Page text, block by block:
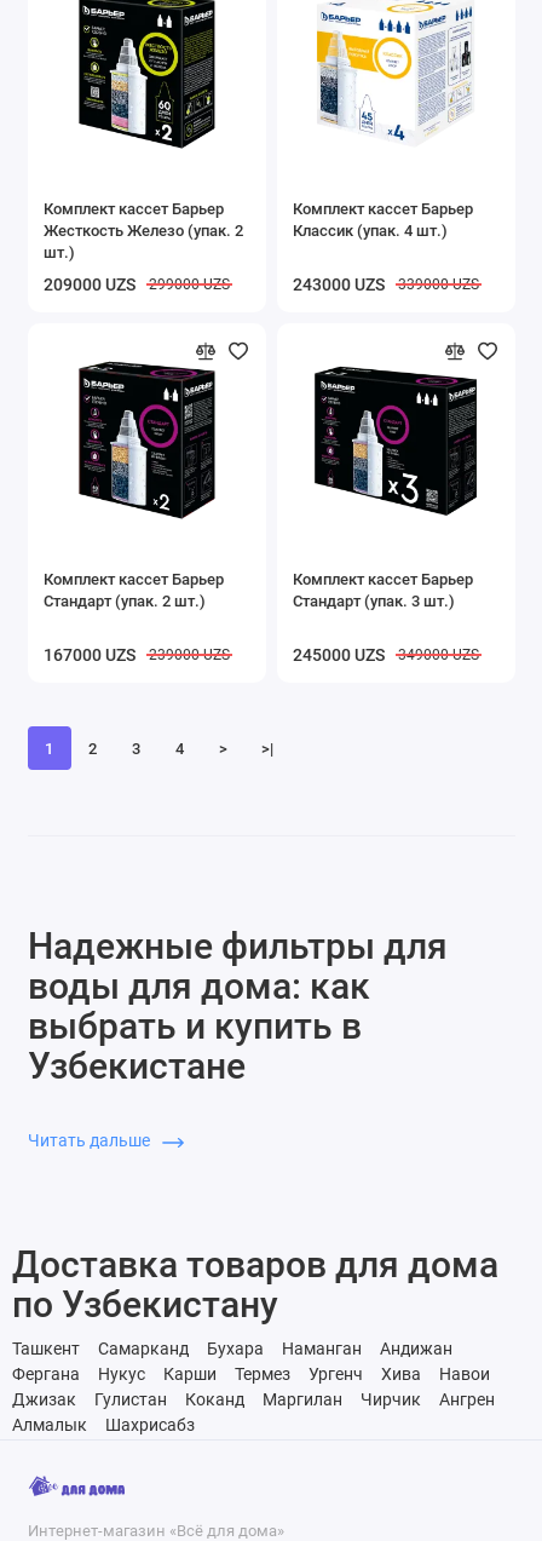
Комплект кассет Барьер
Жесткость Железо (упак. 2
шт.)
209000 UZS 299000 UZS
Комплект кассет Барьер
Классик (упак. 4 шт.)
243000 UZS 339000 UZS
Комплект кассет Барьер
Стандарт (упак. 2 шт.)
167000 UZS 239000 UZS
Комплект кассет Барьер
Стандарт (упак. 3 шт.)
245000 UZS 349000 UZS
1 2 3 4 > >|
Надежные фильтры для
воды для дома: как
выбрать и купить в
Узбекистане
состояние бытовой техники. Поэтому многие жители
модели разных типов, что позволяет подобрать вариант под
конкретные потребности. Покупатели, которые планируют
купить фильтр для воды домой, могут ориентироваться на
частоту обслуживания.
Основные разновидности
преимущества
Читать дальше
Доставка товаров для дома
по Узбекистану
Ташкент Самарканд Бухара Наманган
Андижан
Фергана
Нукус Карши Термез Ургенч Хива
Навои
Джизак
Гулистан Коканд Маргилан Чирчик
Ангрен
Алмалык
Шахрисабз
Интернет-магазин «Всё для дома»